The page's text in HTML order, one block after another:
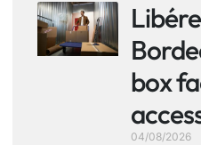
box
04/08/2026